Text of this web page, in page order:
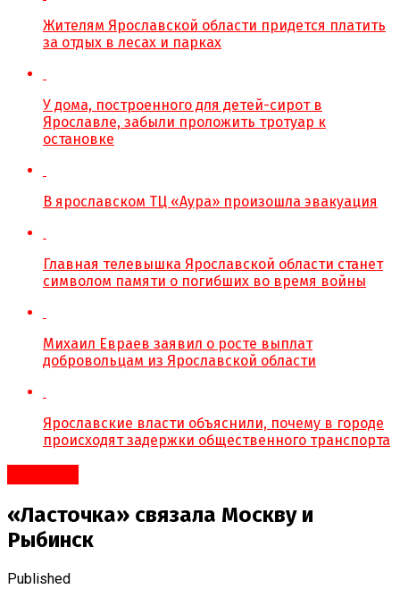
Жителям Ярославской области придется платить
за отдых в лесах и парках
У дома, построенного для детей-сирот в
Ярославле, забыли проложить тротуар к
остановке
В ярославском ТЦ «Аура» произошла эвакуация
Главная телевышка Ярославской области станет
символом памяти о погибших во время войны
Михаил Евраев заявил о росте выплат
добровольцам из Ярославской области
Ярославские власти объяснили, почему в городе
происходят задержки общественного транспорта
«Ласточка» связала Москву и
Рыбинск
Published